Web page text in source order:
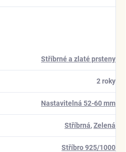
Stříbrné a zlaté prsteny
2 roky
Nastavitelná 52-60 mm
Stříbrná,Zelená
Stříbro 925/1000